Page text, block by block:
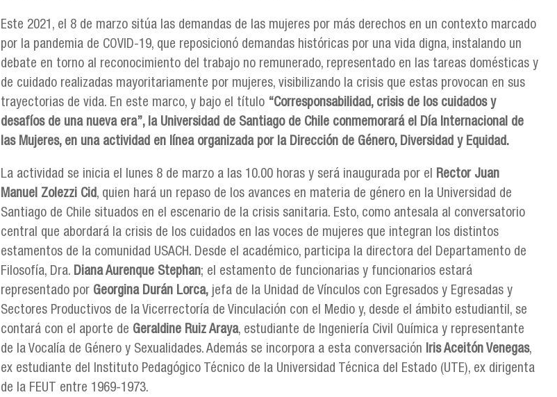
Este 2021, el 8 de marzo sitúa las demandas de las mujeres por más derechos en un contexto marcado
por la pandemia de COVID-19, que reposicionó demandas históricas por una vida digna, instalando un
debate en torno al reconocimiento del trabajo no remunerado, representado en las tareas domésticas y
de cuidado realizadas mayoritariamente por mujeres, visibilizando la crisis que estas provocan en sus
trayectorias de vida. En este marco, y bajo el título “Corresponsabilidad, crisis de los cuidados y
desafíos de una nueva era”, la Universidad de Santiago de Chile conmemorará el Día Internacional de
las Mujeres, en una actividad en línea organizada por la Dirección de Género, Diversidad y Equidad.
La actividad se inicia el lunes 8 de marzo a las 10.00 horas y será inaugurada por el Rector Juan
Manuel Zolezzi Cid, quien hará un repaso de los avances en materia de género en la Universidad de
Santiago de Chile situados en el escenario de la crisis sanitaria. Esto, como antesala al conversatorio
central que abordará la crisis de los cuidados en las voces de mujeres que integran los distintos
estamentos de la comunidad USACH. Desde el académico, participa la directora del Departamento de
Filosofía, Dra. Diana Aurenque Stephan; el estamento de funcionarias y funcionarios estará
representado por Georgina Durán Lorca, jefa de la Unidad de Vínculos con Egresados y Egresadas y
Sectores Productivos de la Vicerrectoría de Vinculación con el Medio y, desde el ámbito estudiantil, se
contará con el aporte de Geraldine Ruiz Araya, estudiante de Ingeniería Civil Química y representante
de la Vocalía de Género y Sexualidades. Además se incorpora a esta conversación Iris Aceitón Venegas,
ex estudiante del Instituto Pedagógico Técnico de la Universidad Técnica del Estado (UTE), ex dirigenta
de la FEUT entre 1969-1973.